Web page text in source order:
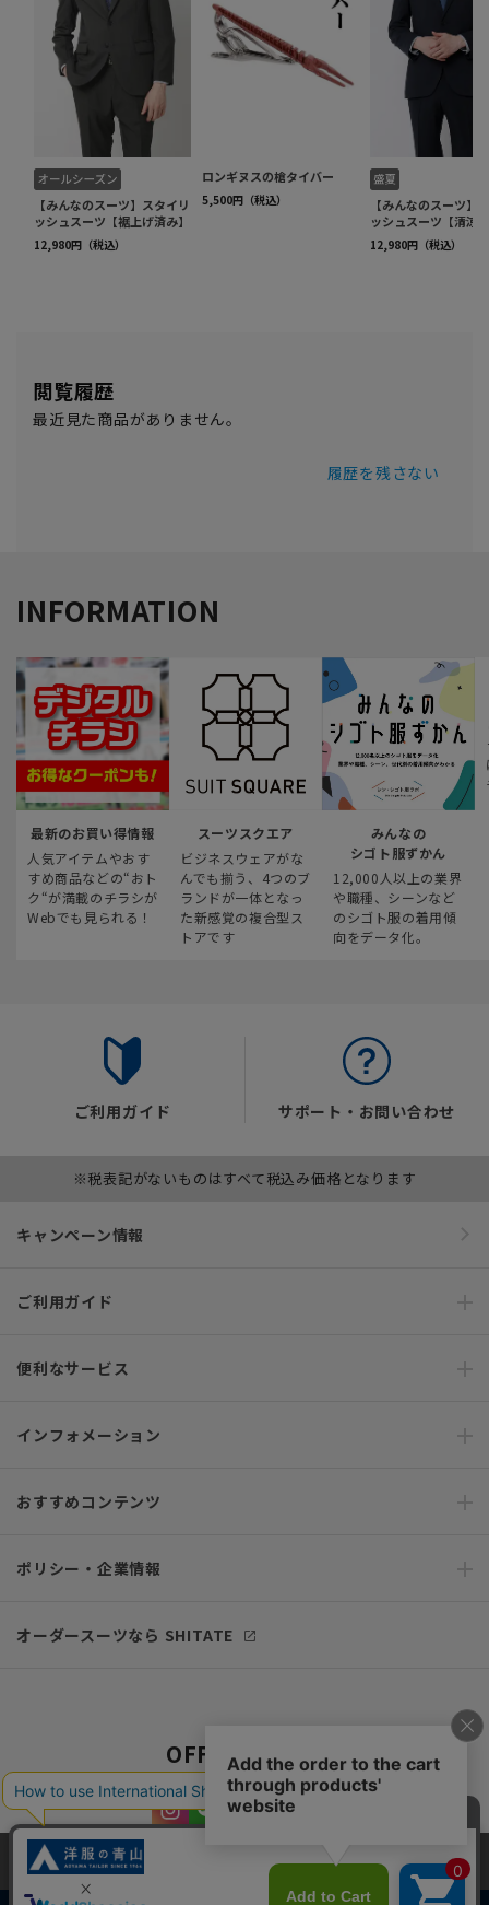
閲覧履歴
最近見た商品がありません。
履歴を残さない
INFORMATION
最新のお買い得情報
人気アイテムやおす
すめ商品などの“おト
ク“が満載のチラシが
Webでも見られる！
スーツスクエア
ビジネスウェアがな
んでも揃う、4つのブ
ランドが一体となっ
た新感覚の複合型ス
トアです
みんなの
シゴト服ずかん
12,000人以上の業界
や職種、シーンなど
のシゴト服の着用傾
向をデータ化。
ご利用ガイド サポート・お問い合わせ
※税表記がないものはすべて税込み価格となります
キャンペーン情報
ご利用ガイド
便利なサービス
インフォメーション
おすすめコンテンツ
ポリシー・企業情報
オーダースーツなら SHITATE
OFFICIAL SNS
当サイトでは、快適な閲覧体験とコンテンツ改善のためにCookieを使用